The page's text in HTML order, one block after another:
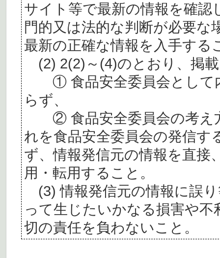
サイト等で最新の情報を確認
門的又は法的な判断が必要
最新の正確な情報を入手する
(2) 2(2)～(4)のとおり、掲
① 食品安全委員会として
らず、
② 食品安全委員会の考え
れを食品安全委員会の発信す
ず、情報発信元の情報を直接
用・転用すること。
(3) 情報発信元の情報に誤
って生じたいかなる損害や
切の責任を負わないこと。